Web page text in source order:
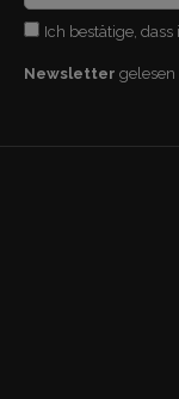
Ich bestätige, dass
Newsletter gelesen